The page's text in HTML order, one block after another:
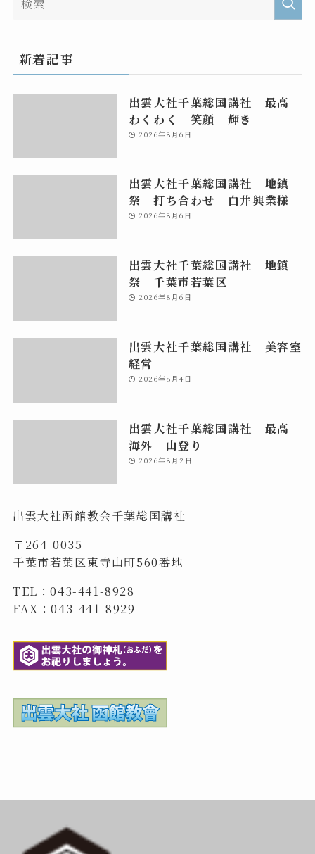
新着記事
出雲大社千葉総国講社 最高
わくわく 笑顔 輝き
2026年8月6日
出雲大社千葉総国講社 地鎮
祭 打ち合わせ 白井興業様
2026年8月6日
出雲大社千葉総国講社 地鎮
祭 千葉市若葉区
2026年8月6日
出雲大社千葉総国講社 美容室
経営
2026年8月4日
出雲大社千葉総国講社 最高
海外 山登り
2026年8月2日
出雲大社函館教会千葉総国講社
〒264-0035
千葉市若葉区東寺山町560番地
TEL：043-441-8928
FAX：043-441-8929